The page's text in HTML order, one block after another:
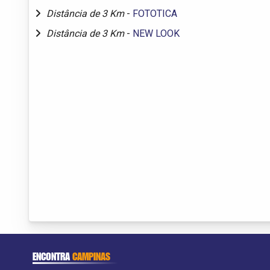
Distância de 3 Km - FOTOTICA
Distância de 3 Km - NEW LOOK
ENCONTRACAMPINAS